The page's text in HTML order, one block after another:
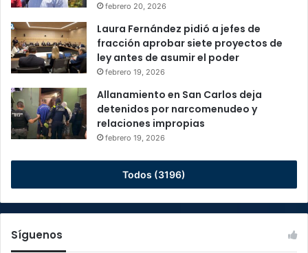
febrero 20, 2026
Laura Fernández pidió a jefes de
fracción aprobar siete proyectos de
ley antes de asumir el poder
febrero 19, 2026
Allanamiento en San Carlos deja
detenidos por narcomenudeo y
relaciones impropias
febrero 19, 2026
Todos (3196)
Síguenos